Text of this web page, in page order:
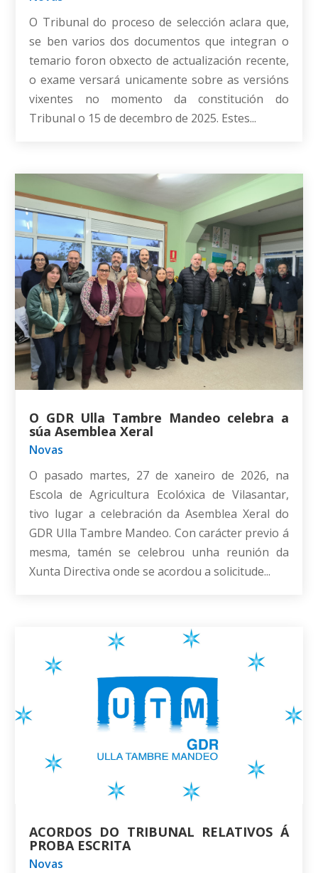
O Tribunal do proceso de selección aclara que,
se ben varios dos documentos que integran o
temario foron obxecto de actualización recente,
o exame versará unicamente sobre as versións
vixentes no momento da constitución do
Tribunal o 15 de decembro de 2025. Estes...
O GDR Ulla Tambre Mandeo celebra a
súa Asemblea Xeral
Novas
O pasado martes, 27 de xaneiro de 2026, na
Escola de Agricultura Ecolóxica de Vilasantar,
tivo lugar a celebración da Asemblea Xeral do
GDR Ulla Tambre Mandeo. Con carácter previo á
mesma, tamén se celebrou unha reunión da
Xunta Directiva onde se acordou a solicitude...
ACORDOS DO TRIBUNAL RELATIVOS Á
PROBA ESCRITA
Novas